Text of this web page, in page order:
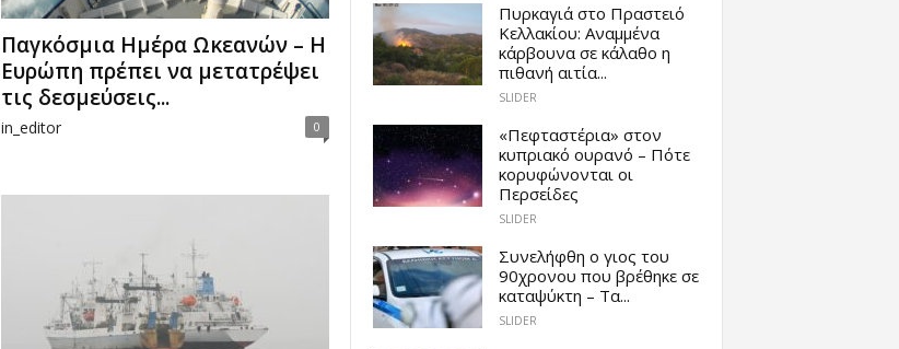
Παγκόσμια Ημέρα Ωκεανών – Η
Ευρώπη πρέπει να μετατρέψει
τις δεσμεύσεις...
in_editor 0
Πυρκαγιά στο Πραστειό
Κελλακίου: Αναμμένα
κάρβουνα σε κάλαθο η
πιθανή αιτία...
SLIDER
«Πεφταστέρια» στον
κυπριακό ουρανό – Πότε
κορυφώνονται οι
Περσείδες
SLIDER
Συνελήφθη ο γιος του
90χρονου που βρέθηκε σε
καταψύκτη – Τα...
SLIDER